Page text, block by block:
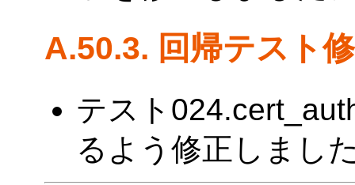
A.50.3. 回帰テスト
テスト
るよう修正しまし